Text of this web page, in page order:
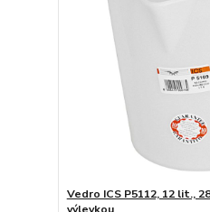
Vedro ICS P5112, 12 lit.,